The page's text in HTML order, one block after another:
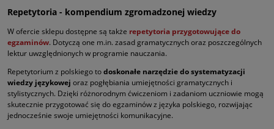
Repetytoria - kompendium zgromadzonej wiedzy
W ofercie sklepu dostępne są także repetytoria przygotowujące do
egzaminów. Dotyczą one m.in. zasad gramatycznych oraz poszczególnych
lektur uwzględnionych w programie nauczania.
Repetytorium z polskiego todoskonałe narzędzie do systematyzacji
wiedzy językowej oraz pogłębiania umiejętności gramatycznych i
stylistycznych. Dzięki różnorodnym ćwiczeniom i zadaniom uczniowie mogą
skutecznie przygotować się do egzaminów z języka polskiego, rozwijając
jednocześnie swoje umiejętności komunikacyjne.